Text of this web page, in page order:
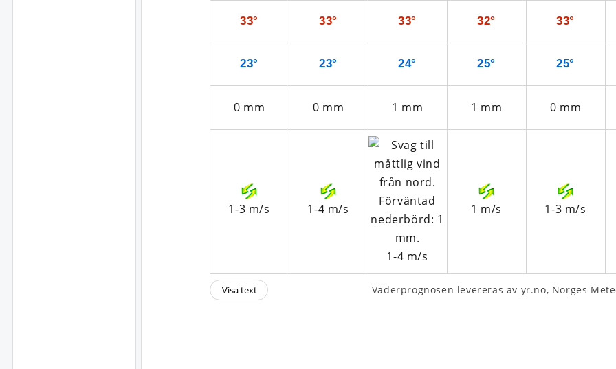
33° 33° 33° 32° 33°
23° 23° 24° 25° 25°
0 mm 0 mm 1 mm 1 mm 0 mm
1-3 m/s 1-4 m/s
1-4 m/s
1 m/s 1-3 m/s
Visa text Väderprognosen levereras av yr.no, Norges